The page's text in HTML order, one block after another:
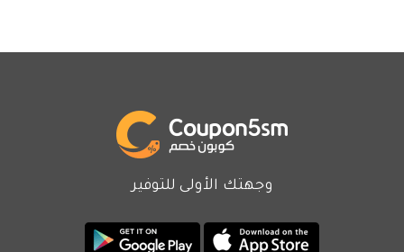
وجهتك الأولى للتوفير